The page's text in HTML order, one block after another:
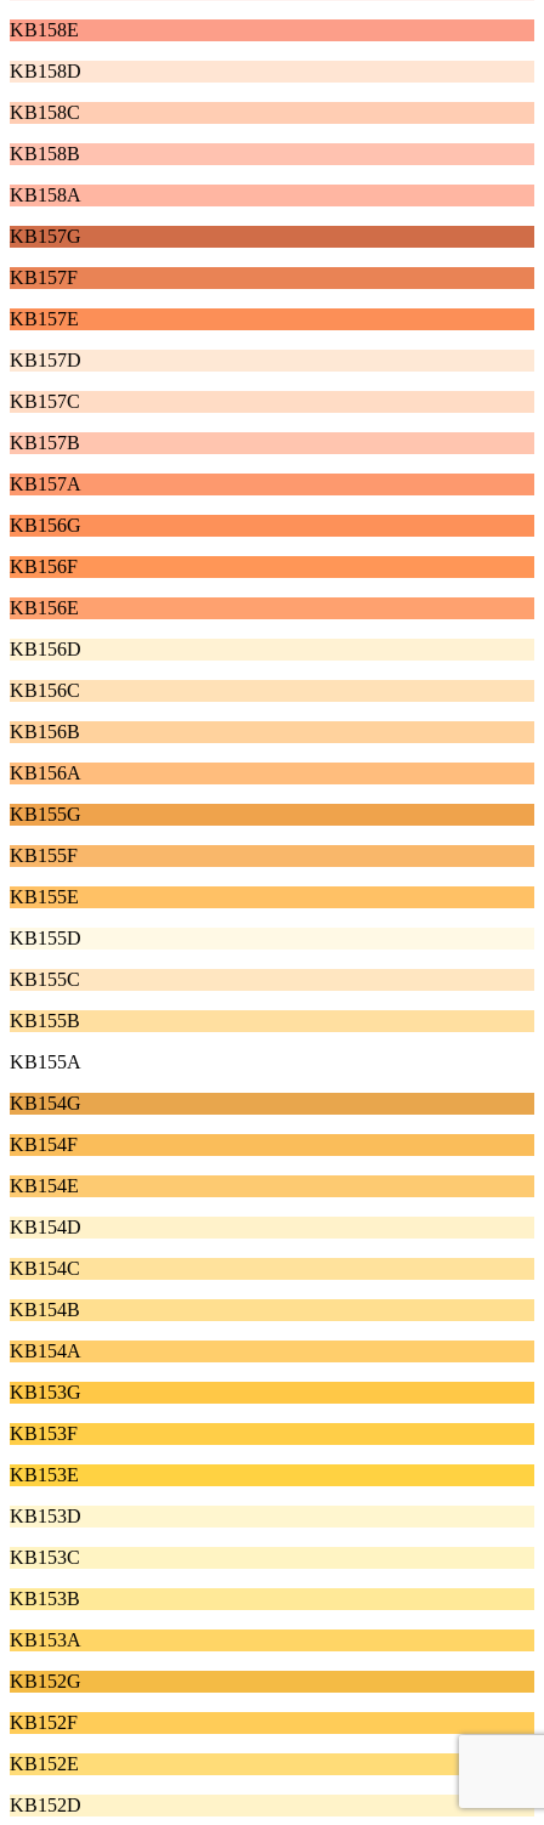
KB158E
KB158D
KB158C
KB158B
KB158A
KB157G
KB157F
KB157E
KB157D
KB157C
KB157B
KB157A
KB156G
KB156F
KB156E
KB156D
KB156C
KB156B
KB156A
KB155G
KB155F
KB155E
KB155D
KB155C
KB155B
KB155A
KB154G
KB154F
KB154E
KB154D
KB154C
KB154B
KB154A
KB153G
KB153F
KB153E
KB153D
KB153C
KB153B
KB153A
KB152G
KB152F
KB152E
KB152D